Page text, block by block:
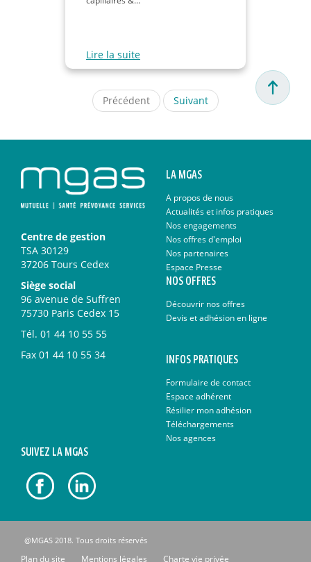
Lire la suite
Précédent Suivant
Centre de gestion
TSA 30129
37206 Tours Cedex
Siège social
96 avenue de Suffren
75730 Paris Cedex 15
Tél. 01 44 10 55 55
Fax 01 44 10 55 34
LA MGAS
A propos de nous
Actualités et infos pratiques
Nos engagements
Nos offres d'emploi
Nos partenaires
Espace Presse
NOS OFFRES
Découvrir nos offres
Devis et adhésion en ligne
INFOS PRATIQUES
Formulaire de contact
Espace adhérent
Résilier mon adhésion
Téléchargements
Nos agences
SUIVEZ LA MGAS
@MGAS 2018. Tous droits réservés
Plan du site Mentions légales Charte vie privée